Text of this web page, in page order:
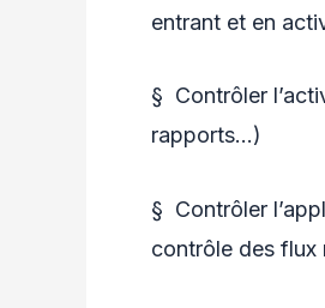
entrant et en
§ Contrôler
rapports…)
§ Contrôler
contrôle des flux